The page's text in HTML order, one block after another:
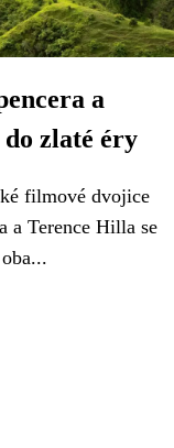
a
zlaté éry
filmové dvojice
a Terence Hilla se